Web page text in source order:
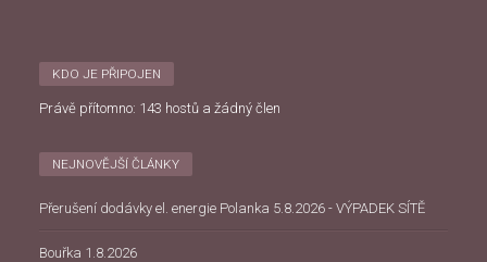
KDO JE PŘIPOJEN
Právě přítomno: 143 hostů a žádný člen
NEJNOVĚJŠÍ ČLÁNKY
Přerušení dodávky el. energie Polanka 5.8.2026 - VÝPADEK SÍTĚ
Bouřka 1.8.2026